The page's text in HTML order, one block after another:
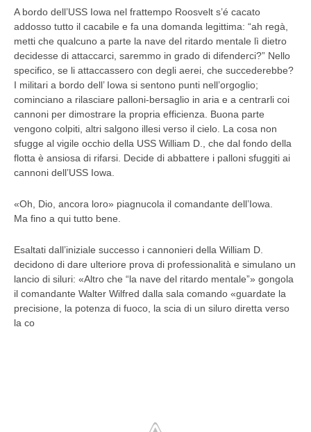
A bordo dell’USS Iowa nel frattempo Roosvelt s’é cacato
addosso tutto il cacabile e fa una domanda legittima: “ah regà,
metti che qualcuno a parte la nave del ritardo mentale lì dietro
decidesse di attaccarci, saremmo in grado di difenderci?” Nello
specifico, se li attaccassero con degli aerei, che succederebbe?
I militari a bordo dell’ Iowa si sentono punti nell’orgoglio;
cominciano a rilasciare palloni-bersaglio in aria e a centrarli coi
cannoni per dimostrare la propria efficienza. Buona parte
vengono colpiti, altri salgono illesi verso il cielo. La cosa non
sfugge al vigile occhio della USS William D., che dal fondo della
flotta è ansiosa di rifarsi. Decide di abbattere i palloni sfuggiti ai
cannoni dell’USS Iowa.
«Oh, Dio, ancora loro» piagnucola il comandante dell’Iowa.
Ma fino a qui tutto bene.
Esaltati dall’iniziale successo i cannonieri della William D.
decidono di dare ulteriore prova di professionalità e simulano un
lancio di siluri: «Altro che “la nave del ritardo mentale”» gongola
il comandante Walter Wilfred dalla sala comando «guardate la
precisione, la potenza di fuoco, la scia di un siluro diretta verso
la co